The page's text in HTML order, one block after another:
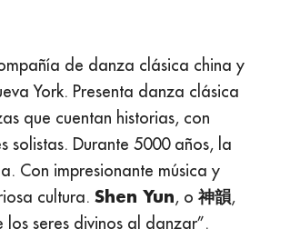
de danza clásica china y
York. Presenta danza clásica
que cuentan historias, con
solistas. Durante 5000 años, la
Con impresionante música y
cultura. Shen Yun, o 神韻,
seres divinos al danzar”.